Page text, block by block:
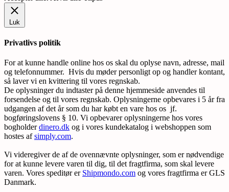
Luk
Privatlivs politik
For at kunne handle online hos os skal du oplyse navn, adresse, mail
og telefonnummer. Hvis du møder personligt op og handler kontant,
så laver vi en kvittering til vores regnskab.
De oplysninger du indtaster på denne hjemmeside anvendes til
forsendelse og til vores regnskab. Oplysningerne opbevares i 5 år fra
udgangen af det år som du har købt en vare hos os jf.
bogføringslovens § 10. Vi opbevarer oplysningerne hos vores
bogholderdinero.dk og i vores kundekatalog i webshoppen som
hostes afsimply.com.
Vi videregiver de af de ovennævnte oplysninger, som er nødvendige
for at kunne levere varen til dig, til det fragtfirma, som skal levere
varen. Vores speditør er Shipmondo.com og vores fragtfirma er GLS
Danmark.